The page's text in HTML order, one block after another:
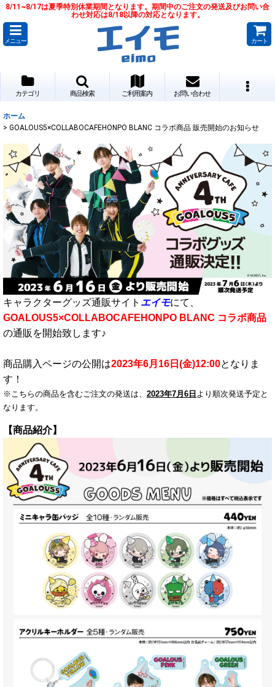
8/11~8/17は夏季特別休業期間となります。期間中のご注文の発送及びお問い合
わせ対応は8/18以降の対応となります。
メニュー カート
カテゴリ 商品検索 ご利用案内 お問い合わせ
ホーム
> GOALOUS5×COLLABOCAFEHONPO BLANC コラボ商品 販売開始のお知らせ
キャラクターグッズ通販サイト エイモにて、
GOALOUS5×COLLABOCAFEHONPO BLANC コラボ商品
の通販を開始致します♪
商品購入ページの公開は2023年6月16日 (金)12:00となりま
す！
※こちらの商品を含むご注文の発送は、 2023年7月6日 より順次発送予定と
なります。
【商品紹介】